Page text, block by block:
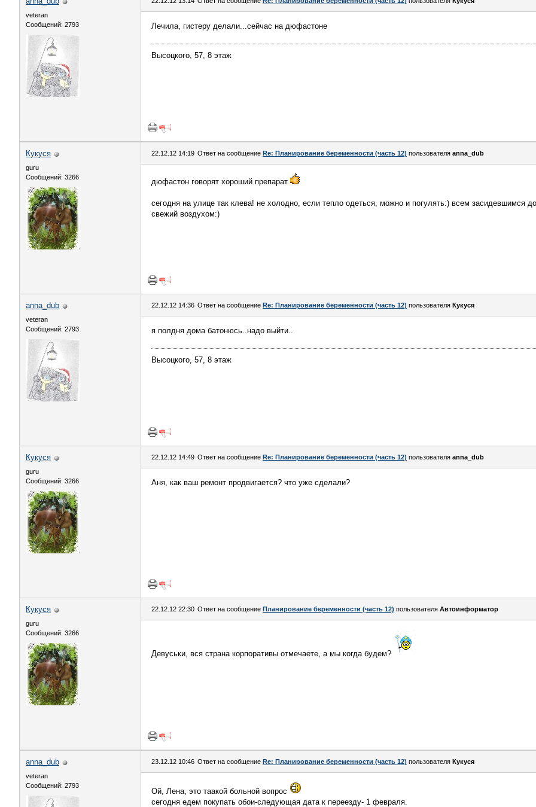
veteran
Сообщений: 2793
Лечила, гистеру делали...сейчас на дюфастоне
Высоцкого, 57, 8 этаж
Кукуся
guru
Сообщений: 3266
22.12.12 14:19 Ответ на сообщение Re: Планирование беременности (часть 12) пользователя anna_dub
дюфастон говорят хороший препарат
сегодня на улице так клева! не холодно, если тепло одеться, можно и погулять:) всем засидевшимся
свежий воздухом:)
anna_dub
veteran
Сообщений: 2793
22.12.12 14:36 Ответ на сообщение Re: Планирование беременности (часть 12) пользователя Кукуся
я полдня дома батонюсь..надо выйти..
Высоцкого, 57, 8 этаж
Кукуся
guru
Сообщений: 3266
22.12.12 14:49 Ответ на сообщение Re: Планирование беременности (часть 12) пользователя anna_dub
Аня, как ваш ремонт продвигается? что уже сделали?
Кукуся
guru
Сообщений: 3266
22.12.12 22:30 Ответ на сообщение Планирование беременности (часть 12) пользователя Автоинформатор
Девуськи, вся страна корпоративы отмечаете, а мы когда будем?
anna_dub
veteran
Сообщений: 2793
23.12.12 10:46 Ответ на сообщение Re: Планирование беременности (часть 12) пользователя Кукуся
Ой, Лена, это таакой больной вопрос
сегодня едем покупать обои-следующая дата к переезду- 1 февраля.